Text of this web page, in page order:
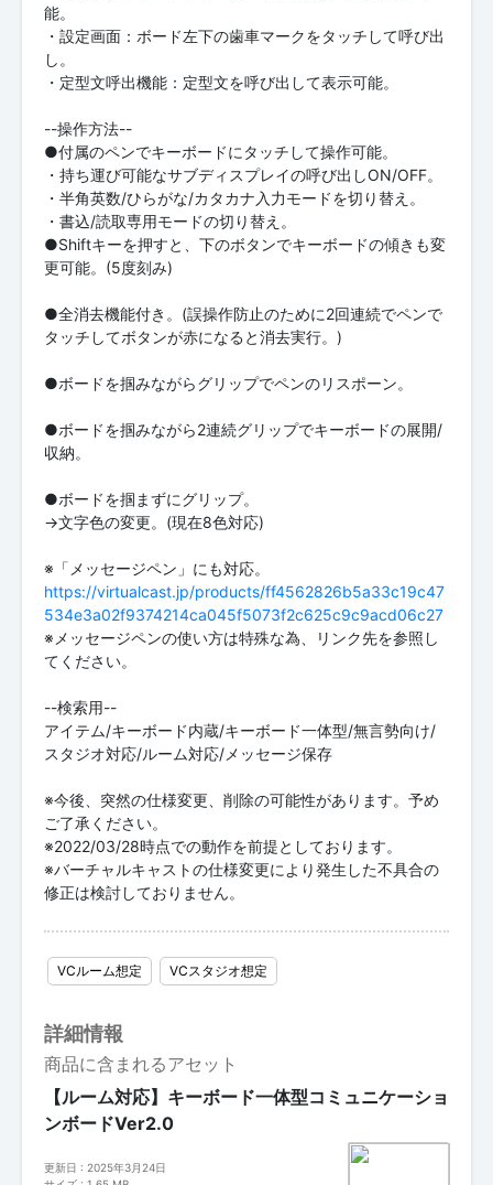
能。
・設定画面：ボード左下の歯車マークをタッチして呼び出
し。
・定型文呼出機能：定型文を呼び出して表示可能。
--操作方法--
●付属のペンでキーボードにタッチして操作可能。
・持ち運び可能なサブディスプレイの呼び出しON/OFF。
・半角英数/ひらがな/カタカナ入力モードを切り替え。
・書込/読取専用モードの切り替え。
●Shiftキーを押すと、下のボタンでキーボードの傾きも変
更可能。(5度刻み)
●全消去機能付き。(誤操作防止のために2回連続でペンで
タッチしてボタンが赤になると消去実行。)
●ボードを掴みながらグリップでペンのリスポーン。
●ボードを掴みながら2連続グリップでキーボードの展開/
収納。
●ボードを掴まずにグリップ。
→文字色の変更。(現在8色対応)
https://virtualcast.jp/products/ff4562826b5a33c19c47
534e3a02f9374214ca045f5073f2c625c9c9acd06c27
※メッセージペンの使い方は特殊な為、リンク先を参照し
てください。
--検索用--
アイテム/キーボード内蔵/キーボード一体型/無言勢向け/
スタジオ対応/ルーム対応/メッセージ保存
※今後、突然の仕様変更、削除の可能性があります。予め
ご了承ください。
※2022/03/28時点での動作を前提としております。
※バーチャルキャストの仕様変更により発生した不具合の
修正は検討しておりません。
VCルーム想定 VCスタジオ想定
詳細情報
商品に含まれるアセット
【ルーム対応】キーボード一体型コミュニケーショ
ンボードVer2.0
更新日 : 2025年3月24日